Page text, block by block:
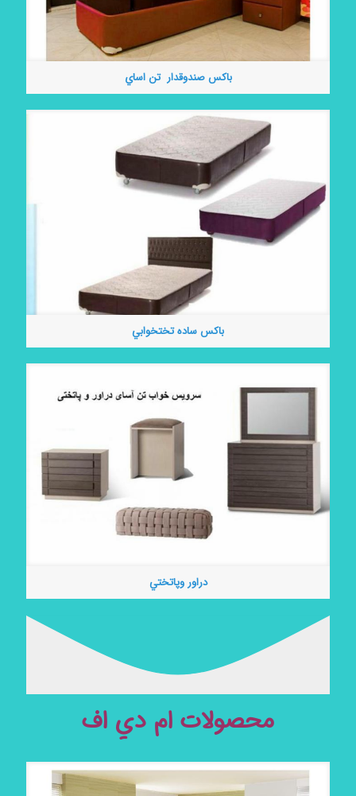
باكس صندوقدار تن اساي
باكس ساده تختخوابي
دراور وپاتختي
محصولات ام دي اف